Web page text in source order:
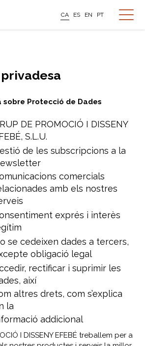
CA ES EN PT
sobre Protecció de Dades
DE PROMOCIÓ I DISSENY
S.L.U.
de les subscripcions a la
comercials
amb els nostres
exprés i interès
se cedeixen dades a tercers,
obligació legal
rectificar i suprimir les
així
altres drets, com s’explica
la
addicional
I DISSENY EFEBÉ treballem per a